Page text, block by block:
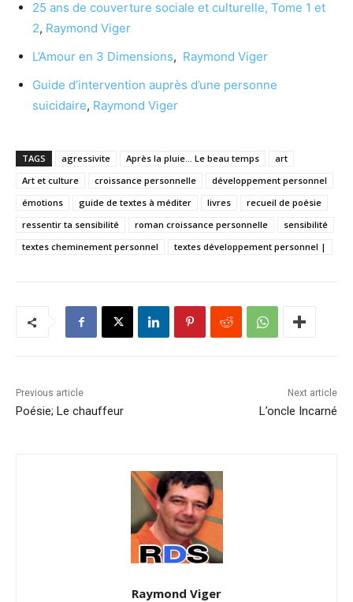
25 ans de couverture sociale et culturelle, Tome 1 et
2, Raymond Viger
L’Amour en 3 Dimensions, Raymond Viger
Guide d’intervention auprès d’une personne
suicidaire, Raymond Viger
TAGS agressivite Après la pluie... Le beau temps
art
Art et culture
croissance personnelle
développement personnel
émotions
guide de textes à méditer livres
recueil de poésie
ressentir ta sensibilité
roman croissance personnelle
sensibilité
textes cheminement personnel
textes développement personnel |
Previous article
Poésie; Le chauffeur
Next article
L’oncle Incarné
Raymond Viger